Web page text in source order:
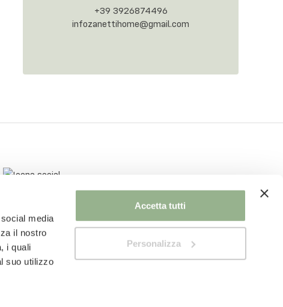
media
il nostro
i quali
suo utilizzo
Accetta tutti
Personalizza
+39 3926874496
infozanettihome@gmail.com